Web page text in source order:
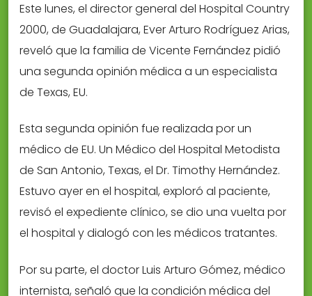
Este lunes, el director general del Hospital Country
2000, de Guadalajara, Ever Arturo Rodríguez Arias,
reveló que la familia de Vicente Fernández pidió
una segunda opinión médica a un especialista
de Texas, EU.
Esta segunda opinión fue realizada por un
médico de EU. Un Médico del Hospital Metodista
de San Antonio, Texas, el Dr. Timothy Hernández.
Estuvo ayer en el hospital, exploró al paciente,
revisó el expediente clínico, se dio una vuelta por
el hospital y dialogó con les médicos tratantes.
Por su parte, el doctor Luis Arturo Gómez, médico
internista, señaló que la condición médica del